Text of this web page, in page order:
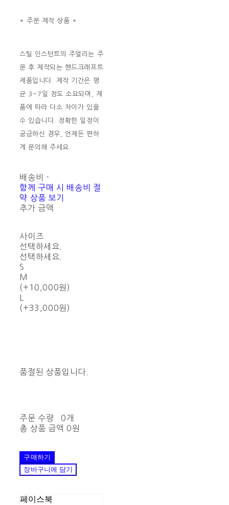
* 주문 제작 상품 *
스틸 인스턴트의 주얼리는 주
문 후 제작되는 핸드크래프트
제품입니다. 제작 기간은 평
균 3~7일 정도 소요되며, 제
품에 따라 다소 차이가 있을
수 있습니다. 정확한 일정이
궁금하신 경우, 언제든 편하
게 문의해 주세요.
배송비 -
함께 구매 시 배송비 절
약 상품 보기
추가 금액
사이즈
선택하세요.
선택하세요.
S
M
(+10,000원)
(+33,000원)
품절된 상품입니다.
주문 수량
0개
총 상품 금액 0원
구매하기
장바구니에 담기
페이스북